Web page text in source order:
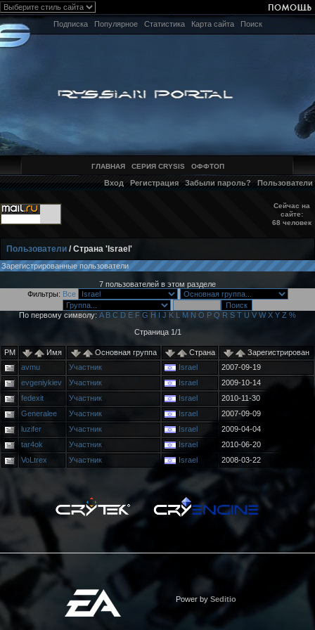
Подписка Популярное Статистика Карта сайта Поиск
ГЛАВНАЯ СЕРИЯ CRYSIS ОФФТОП
Вход Регистрация Забыли пароль? Пользователи
Сейчас на
сайте:
68 человек
Пользователи / Страна 'Israel'
Зарегистрированные пользователи
7 пользователей в этом разделе
Фильтры: Все
По первому символу: A B C D E F G H I J K L M N O P Q R S T U V W X Y Z %
Страница 1/1
PM Имя Основная группа Страна
Зарегистрирован
avmu
Участник Israel
2007-09-19
evgeniykiev
Участник Israel
2009-10-14
fedexit
Участник Israel
2010-11-30
Generalee
Участник Israel
2007-09-09
luzifer
Участник Israel
2009-04-04
tar4ok
Участник Israel
2010-06-20
VoLtrex
Участник Israel 2008-03-22
Power by Seditio